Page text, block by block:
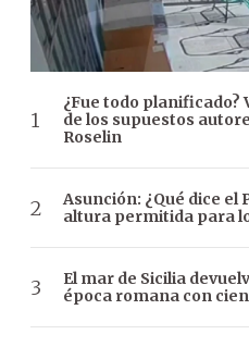
¿Fue todo
de los supuestos
Roselin
Asunción: ¿Qué dice el
altura permitida para
El mar de Sicilia
época romana con